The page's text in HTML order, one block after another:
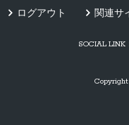
ログアウト
関連サ
SOCIAL